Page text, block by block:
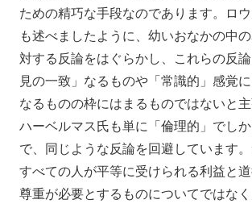
ための精巧な手段なのであります。ロ
も述べましたように、幼いおなかの中
対する反論をはぐらかし、これらの反
見の一致」なるものや「常識的」感覚に
なるものの枠にはまるものではないと主
ハーベルマス氏も単に「倫理的」でし
で、同じような反論を回避しています。
すべての人が平等に受けられる利益と
尊重が必要とするものについてではな